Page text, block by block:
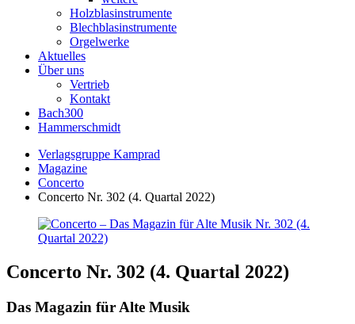
Holzblasinstrumente
Blechblasinstrumente
Orgelwerke
Aktuelles
Über uns
Vertrieb
Kontakt
Bach300
Hammerschmidt
Verlagsgruppe Kamprad
Magazine
Concerto
Concerto Nr. 302 (4. Quartal 2022)
Concerto Nr. 302 (4. Quartal 2022)
Das Magazin für Alte Musik